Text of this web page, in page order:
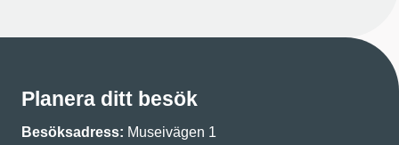
Planera ditt besök
Besöksadress: Museivägen 1